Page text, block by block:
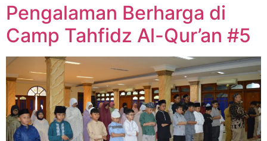
Pengalaman Berharga di
Camp Tahfidz Al-Qur’an #5